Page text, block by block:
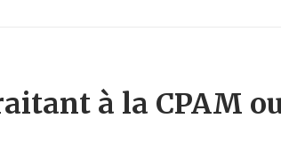
à la CPAM